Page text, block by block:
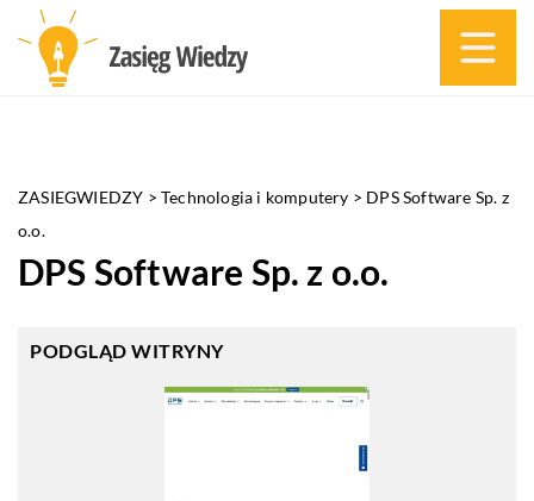
ZASIEGWIEDZY >Technologia i komputery > DPS Software Sp. z
o.o.
DPS Software Sp. z o.o.
PODGLĄD WITRYNY